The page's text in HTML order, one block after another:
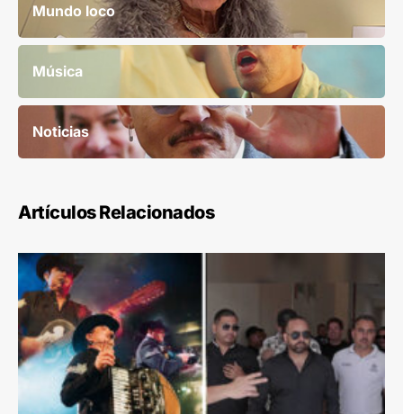
Mundo loco
Música
Noticias
Artículos Relacionados